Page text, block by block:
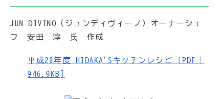
JUN DIVINO（ジュンディヴィーノ）オーナーシェ
フ 安田 淳 氏 作成
平成28年度 HIDAKA'Sキッチンレシピ [PDF｜
946.9KB]